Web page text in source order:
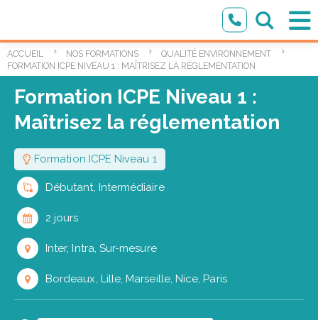
ACCUEIL NOS FORMATIONS
QUALITÉ ENVIRONNEMENT
FORMATION ICPE NIVEAU 1 : MAÎTRISEZ LA RÉGLEMENTATION
Formation ICPE Niveau 1 :
Maîtrisez la réglementation
Formation ICPE Niveau 1
Débutant, Intermédiaire
2 jours
Inter, Intra, Sur-mesure
Bordeaux, Lille, Marseille, Nice, Paris